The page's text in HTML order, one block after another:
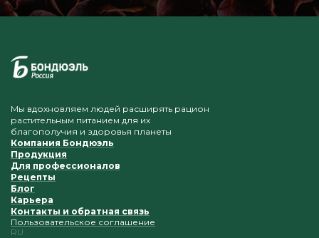
Мы вдохновляем людей расширять рацион
растительным питанием для их
благополучия и здоровья планеты
Компания Бондюэль
Продукция
Для профессионалов
Рецепты
Блог
Карьера
Контакты и обратная связь
Пользовательское соглашение
RU